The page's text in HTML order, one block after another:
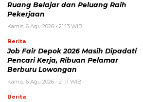
Ruang Belajar dan Peluang Raih
Pekerjaan
Kamis, 6 Agu 2026 - 21:13 WIB
Berita
Job Fair Depok 2026 Masih Dipadati
Pencari Kerja, Ribuan Pelamar
Berburu Lowongan
Kamis, 6 Agu 2026 - 21:11 WIB
Berita